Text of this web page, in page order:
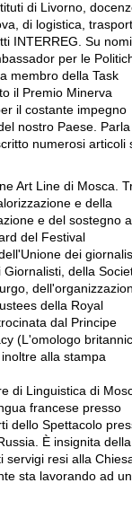
di Livorno,
di logistica,
INTERREG. Su
per le
membro della Task
il Premio Minerva
il costante impegno
nostro Paese. Parla
numerosi articoli
Art Line di Mosca.
e della
e del sostegno
del Festival
dei
della
della Royal
dal Principe
(L'omologo
alla stampa
di Linguistica di
francese presso
dello Spettacolo
È insignita della
servigi resi alla
sta lavorando ad un